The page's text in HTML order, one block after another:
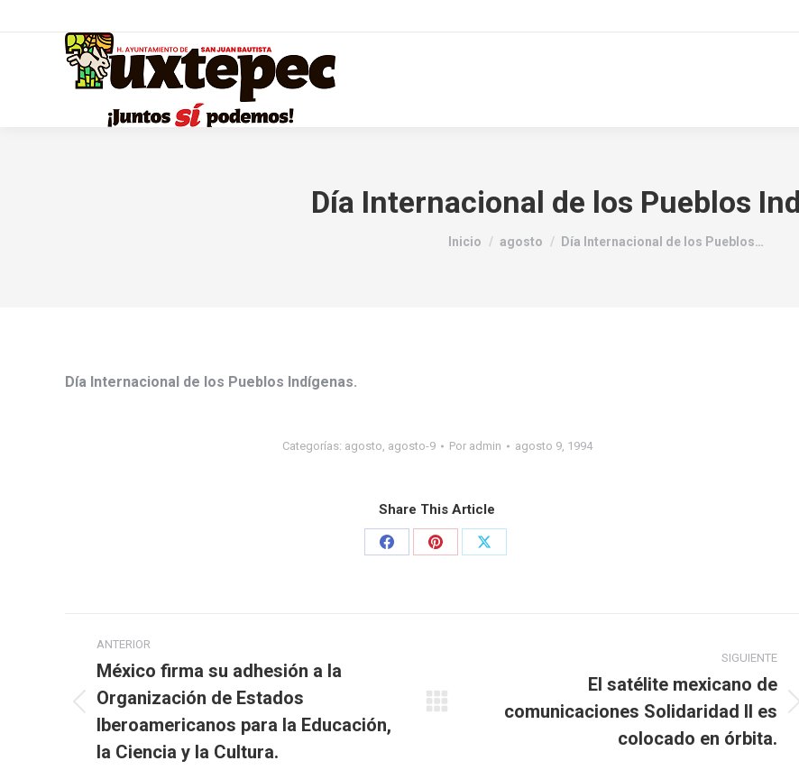
Día Internacional de los Pueblos
Estás aquí:
Inicio agosto Día Internacional de los Pueblos…
Día Internacional de los Pueblos Indígenas.
Categorías: agosto, agosto-9 Por admin agosto 9, 1994
Share This Article
ANTERIOR
México firma su adhesión a la
Organización de Estados
Iberoamericanos para la Educación,
la Ciencia y la Cultura.
SIGUIENTE
El satélite mexicano de
comunicaciones Solidaridad II es
colocado en órbita.